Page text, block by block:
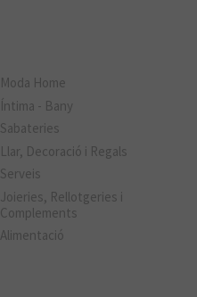
Moda Home
Íntima - Bany
Sabateries
Llar, Decoració i Regals
Serveis
Joieries, Rellotgeries i
Complements
Alimentació